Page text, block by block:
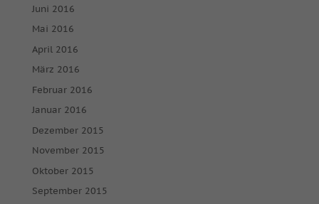
Juni 2016
Mai 2016
April 2016
März 2016
Februar 2016
Januar 2016
Dezember 2015
November 2015
Oktober 2015
September 2015
Externe Medien (7)
Inhalte von Videoplattformen und Social-Media-Plattformen
werden standardmäßig blockiert. Wenn Cookies von externen
keiner manuellen Einwilligung mehr.
powered by Borlabs Cookie